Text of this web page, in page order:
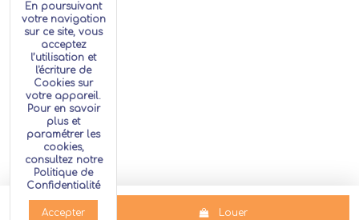
Louer
En poursuivant
votre navigation
sur ce site, vous
acceptez
l’utilisation et
l'écriture de
Cookies sur
votre appareil.
Pour en savoir
plus et
paramétrer les
cookies,
consultez notre
Politique de
Confidentialité
Accepter